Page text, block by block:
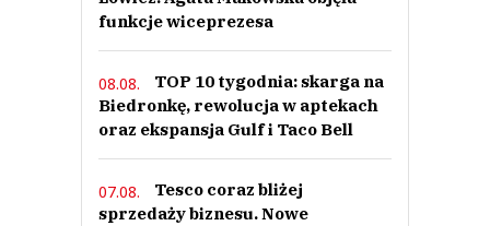
funkcje wiceprezesa
08.08.
TOP 10 tygodnia: skarga na
Biedronkę, rewolucja w aptekach
oraz ekspansja Gulf i Taco Bell
07.08.
Tesco coraz bliżej
sprzedaży biznesu. Nowe